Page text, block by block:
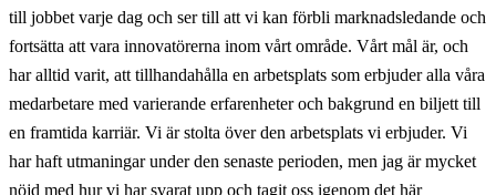
till jobbet varje dag och ser till att vi kan förbli marknadsledande och
fortsätta att vara innovatörerna inom vårt område. Vårt mål är, och
har alltid varit, att tillhandahålla en arbetsplats som erbjuder alla våra
medarbetare med varierande erfarenheter och bakgrund en biljett till
en framtida karriär. Vi är stolta över den arbetsplats vi erbjuder. Vi
har haft utmaningar under den senaste perioden, men jag är mycket
nöjd med hur vi har svarat upp och tagit oss igenom det här